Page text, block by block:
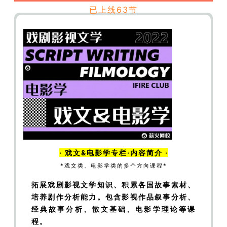
【导演】你必须了解的电影节之奥斯卡——
之奥斯卡——《寄生虫》的获奖 【导演】类型电
影面面观——黑色电影【导演】类型电影面面观
——科幻电影【导演】类型电影面面观——武侠
电影【导演】类型电影面面观——美国西部电影
–【广导】广告创意——广告的定义
广告创意——中国广告发展史（上） 【广导】广
告创意——中国广告发展史（下）【广导】广告
——平面广告分析（上）【广导】广告创意——
平面广告分析（下）【广导】广告创意——影视
广告分析（一）
已上线63节
· 戏文&电影学专栏·内容简介 ·
*戏文类、电影学类的多个方向课程*
拓展戏剧影视文学知识、积累各国故事素材、
培养剧作分析能力。 包含影视作品叙事分析、
经典故事分析、散文基础、电影学理论等课
程。